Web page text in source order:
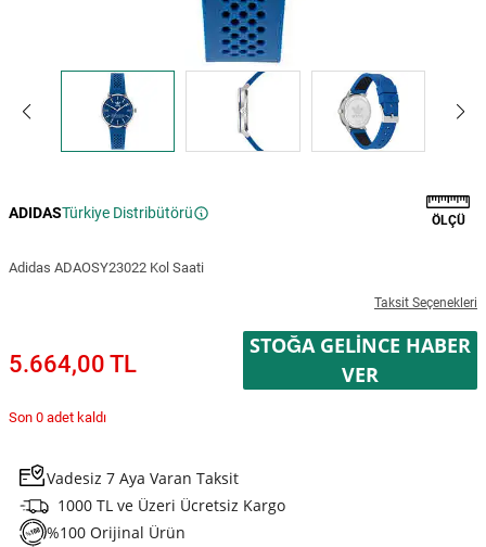
ADIDASTürkiye Distribütörü ÖLÇÜ
Adidas ADAOSY23022 Kol Saati
Taksit Seçenekleri
5.664,00 TL
STOĞA GELINCE HABER
VER
Son 0 adet kaldı
Vadesiz 7 Aya Varan Taksit
1000 TL ve Üzeri Ücretsiz Kargo
%100 Orijinal Ürün